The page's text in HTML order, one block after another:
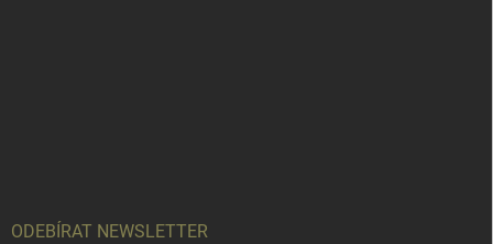
ODEBÍRAT NEWSLETTER